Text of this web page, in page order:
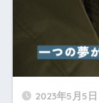
2023年5月5日